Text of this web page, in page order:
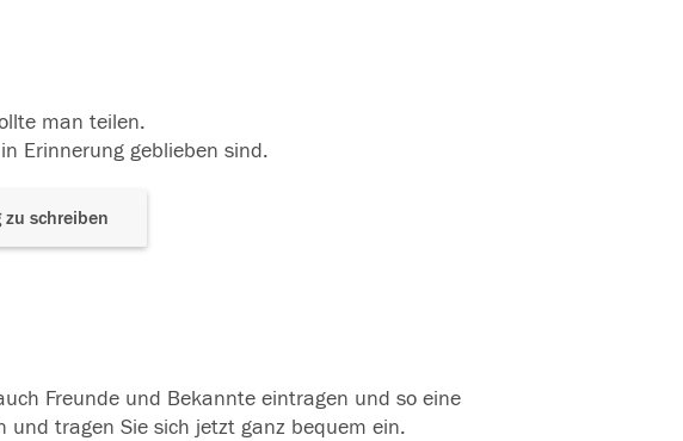
man teilen.
Erinnerung geblieben sind.
schreiben
Freunde und Bekannte eintragen und so eine
tragen Sie sich jetzt ganz bequem ein.